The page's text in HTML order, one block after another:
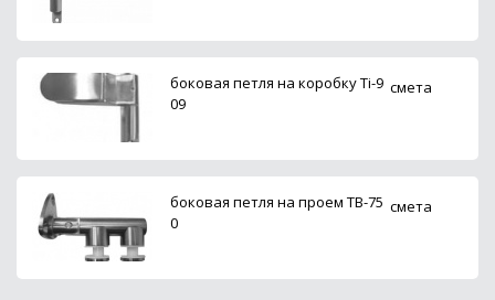
боковая петля на коробку Ti-9
09
смета
боковая петля на проем ТВ-75
0
смета